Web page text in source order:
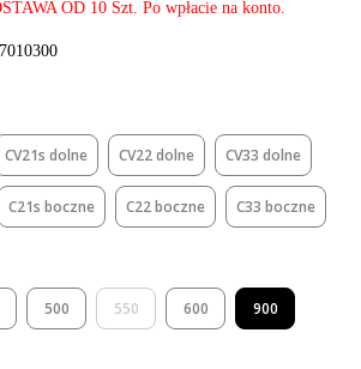
OD 10 Szt. Po wpłacie na konto.
CV21s dolne CV22 dolne CV33 dolne
C21s boczne C22 boczne C33 boczne
500 550 600 900